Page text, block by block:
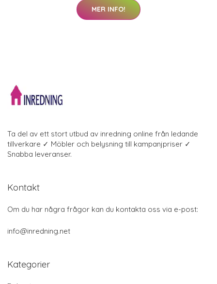
MER INFO!
Ta del av ett stort utbud av inredning online från ledande
tillverkare ✓ Möbler och belysning till kampanjpriser ✓
Snabba leveranser.
Kontakt
Om du har några frågor kan du kontakta oss via e-post:
info@inredning.net
Kategorier